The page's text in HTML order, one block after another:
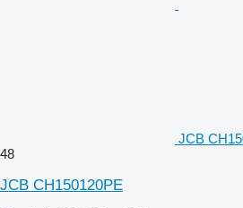
JCB
48
JCB CH150120PE